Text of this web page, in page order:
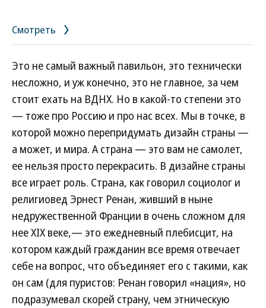
Смотреть
Это не самый важный павильон, это технически
несложно, и уж конечно, это не главное, за чем
стоит ехать на ВДНХ. Но в какой-то степени это
— тоже про Россию и про нас всех. Мы в точке, в
которой можно перепридумать дизайн страны —
а может, и мира. А страна — это вам не самолет,
ее нельзя просто перекрасить. В дизайне страны
все играет роль. Страна, как говорил социолог и
религиовед Эрнест Ренан, живший в ныне
недружественной Франции в очень сложном для
нее XIX веке,— это ежедневный плебисцит, на
котором каждый гражданин все время отвечает
себе на вопрос, что объединяет его с такими, как
он сам (для пуристов: Ренан говорил «нация», но
подразумевал скорей страну, чем этническую